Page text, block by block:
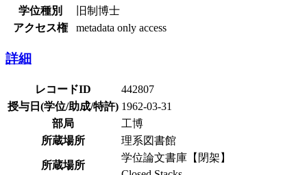
学位種別
旧制博士
アクセス権
metadata only access
詳細
レコードID
442807
授与日(学位/助成/特許) 1962-03-31
部局
工博
所蔵場所
理系図書館
所蔵場所
学位論文書庫【閉架】